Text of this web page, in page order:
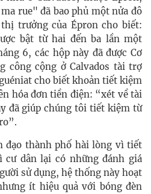
rue" đã bao phủ một nửa đô
trưởng của Épron cho biết:
bật từ hai đến ba lần một
6, các hộp này đã được Cơ
công cộng ở Calvados tài trợ
cho biết khoản tiết kiệm
hóa đơn tiền điện: “xét về tài
đã giúp chúng tôi tiết kiệm từ
đạo thành phố hài lòng vì tiết
dân lại có những đánh giá
sử dụng, hệ thống này hoạt
ít hiệu quả với bóng đèn